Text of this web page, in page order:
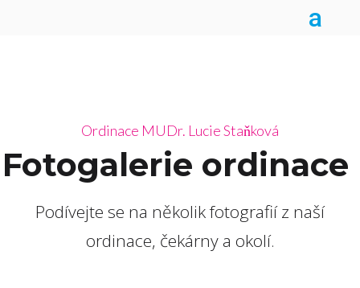
a
Ordinace MUDr. Lucie Staňková
Fotogalerie ordinace
Podívejte se na několik fotografií z naší
ordinace, čekárny a okolí.